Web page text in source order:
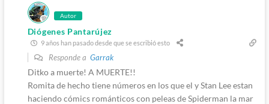
Autor
Diógenes Pantarújez
9 años han pasado desde que se escribió esto
Responde a Garrak
Ditko a muerte! A MUERTE!!
Romita de hecho tiene números en los que el y Stan Lee estan
haciendo cómics románticos con peleas de Spiderman la mar